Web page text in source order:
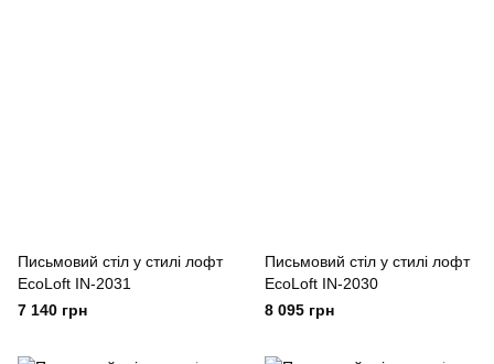
Письмовий стіл у стилі лофт
EcoLoft IN-2031
7 140 грн
Письмовий стіл у стилі лофт
EcoLoft IN-2030
8 095 грн